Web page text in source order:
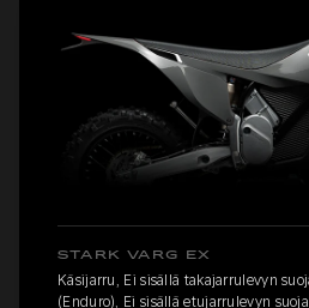
STARK VARG EX
Käsijarru, Ei sisällä takajarrulevyn
(Enduro), Ei sisällä etujarrulevyn